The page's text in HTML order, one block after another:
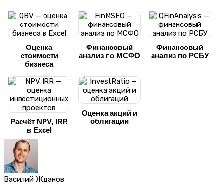
Оценка
стоимости
бизнеса
Финансовый
анализ по МСФО
Финансовый
анализ по РСБУ
Расчёт NPV, IRR
в Excel
Оценка акций и
облигаций
Василий Жданов